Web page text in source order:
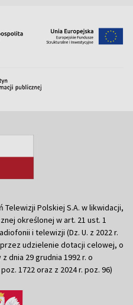
Polskiej S.A. w likwidacji,
określonej w art. 21 ust. 1
i telewizji (Dz. U. z 2022 r.
udzielenie dotacji celowej, o
dnia 29 grudnia 1992 r. o
1722 oraz z 2024 r. poz. 96)